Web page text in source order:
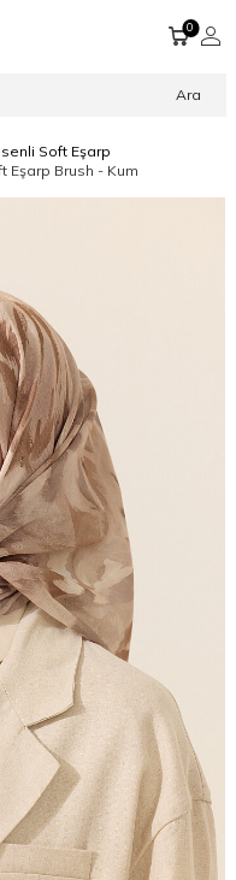
Ara
0
Soft Eşarp
Eşarp Brush - Kum